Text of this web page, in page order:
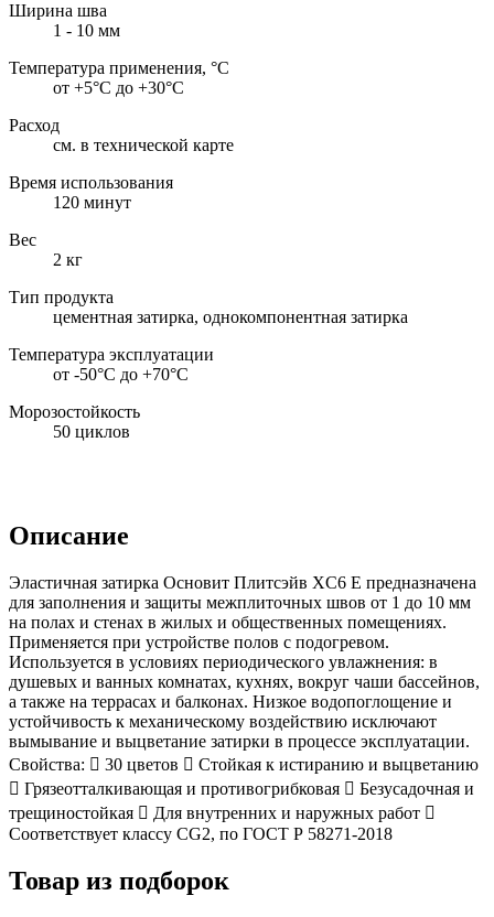
Ширина шва
1 - 10 мм
Температура применения, °С
от +5°С до +30°С
Расход
см. в технической карте
Время использования
120 минут
Вес
2 кг
Тип продукта
цементная затирка, однокомпонентная затирка
Температура эксплуатации
от -50°С до +70°С
Морозостойкость
50 циклов
Описание
Эластичная затирка Основит Плитсэйв XC6 E предназначена
для заполнения и защиты межплиточных швов от 1 до 10 мм
на полах и стенах в жилых и общественных помещениях.
Применяется при устройстве полов с подогревом.
Используется в условиях периодического увлажнения: в
душевых и ванных комнатах, кухнях, вокруг чаши бассейнов,
а также на террасах и балконах. Низкое водопоглощение и
устойчивость к механическому воздействию исключают
вымывание и выцветание затирки в процессе эксплуатации.
Свойства:  30 цветов  Стойкая к истиранию и выцветанию
 Грязеотталкивающая и противогрибковая  Безусадочная и
трещиностойкая  Для внутренних и наружных работ 
Соответствует классу CG2, по ГОСТ Р 58271-2018
Товар из подборок